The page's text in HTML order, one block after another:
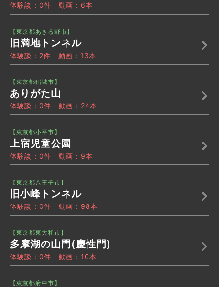
体験談：0件 動画：6本
【東京都あきる野市】
旧満地トンネル
体験談：2件 動画：13本
【東京都稲城市】
ありがた山
体験談：0件 動画：24本
【東京都小平市】
上宿児童公園
体験談：0件 動画：9本
【東京都八王子市】
旧小峰トンネル
体験談：0件 動画：98本
【東京都東大和市】
多摩湖の山門(慶性門)
体験談：0件 動画：10本
【東京都府中市】